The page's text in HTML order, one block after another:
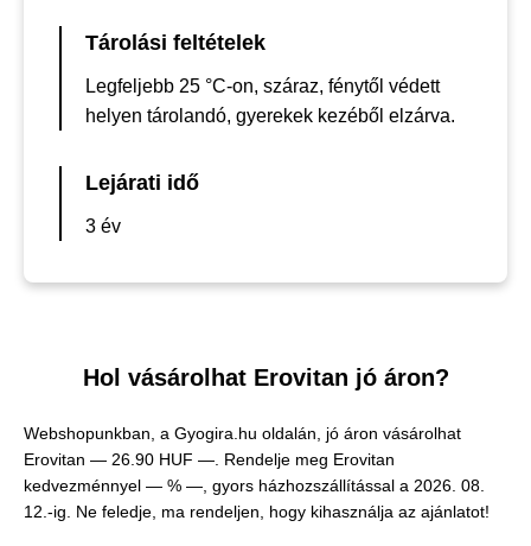
Tárolási feltételek
Legfeljebb 25 °C-on, száraz, fénytől védett
helyen tárolandó, gyerekek kezéből elzárva.
Lejárati idő
3 év
Hol vásárolhat Erovitan jó áron?
Webshopunkban, a Gyogira.hu oldalán, jó áron vásárolhat
Erovitan — 26.90 HUF — . Rendelje meg Erovitan
kedvezménnyel — % —, gyors házhozszállítással a 2026. 08.
12.-ig. Ne feledje, ma rendeljen, hogy kihasználja az ajánlatot!